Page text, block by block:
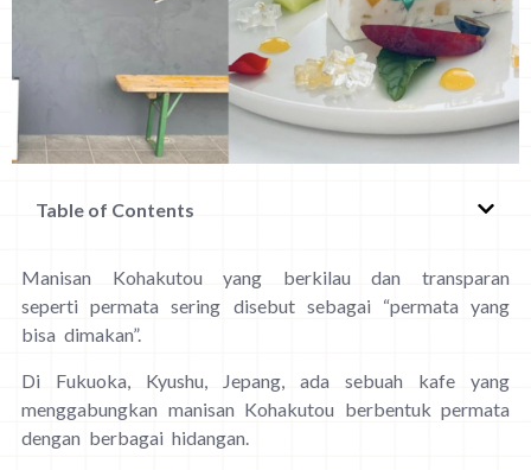
Table of Contents
Manisan Kohakutou yang berkilau dan transparan
seperti permata sering disebut sebagai “permata yang
bisa dimakan”.
Di Fukuoka, Kyushu, Jepang, ada sebuah kafe yang
menggabungkan manisan Kohakutou berbentuk permata
dengan berbagai hidangan.